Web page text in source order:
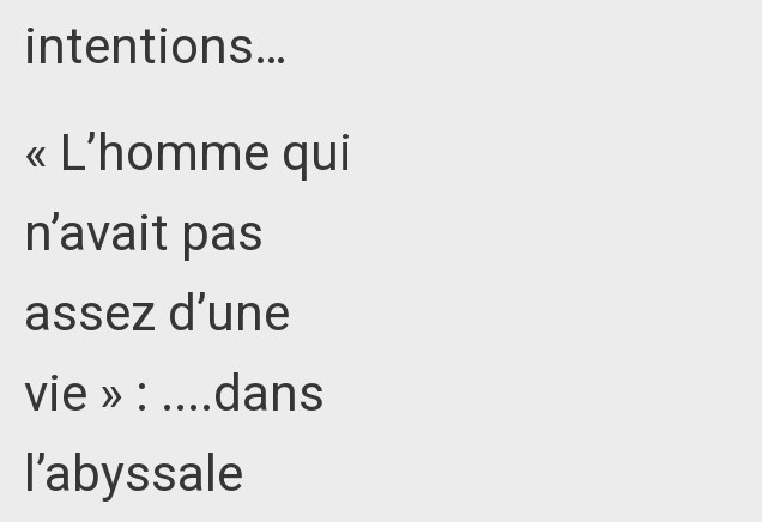
intentions…
« L’homme qui
n’avait pas
assez d’une
vie » : ....dans
l’abyssale